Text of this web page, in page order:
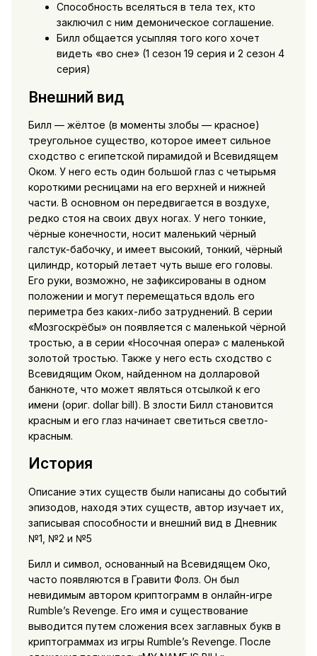
Способность вселяться в тела тех, кто
заключил с ним демоническое соглашение.
Билл общается усыпляя того кого хочет
видеть «во сне» (1 сезон 19 серия и 2 сезон 4
серия)
Внешний вид
Билл — жёлтое (в моменты злобы — красное)
треугольное существо, которое имеет сильное
сходство с египетской пирамидой и Всевидящем
Оком. У него есть один большой глаз с четырьмя
короткими ресницами на его верхней и нижней
части. В основном он передвигается в воздухе,
редко стоя на своих двух ногах. У него тонкие,
чёрные конечности, носит маленький чёрный
галстук-бабочку, и имеет высокий, тонкий, чёрный
цилиндр, который летает чуть выше его головы.
Его руки, возможно, не зафиксированы в одном
положении и могут перемещаться вдоль его
периметра без каких-либо затруднений. В серии
«Мозгоскрёбы» он появляется с маленькой чёрной
тростью, а в серии «Носочная опера» с маленькой
золотой тростью. Также у него есть сходство с
Всевидящим Оком, найденном на долларовой
банкноте, что может являться отсылкой к его
имени (ориг. dollar bill). В злости Билл становится
красным и его глаз начинает светиться светло-
красным.
История
Описание этих существ были написаны до событий
эпизодов, находя этих существ, автор изучает их,
записывая способности и внешний вид в Дневник
№1, №2 и №5
Билл и символ, основанный на Всевидящем Око,
часто появляются в Гравити Фолз. Он был
невидимым автором криптограмм в онлайн-игре
Rumble’s Revenge. Его имя и существование
выводится путем сложения всех заглавных букв в
криптограммах из игры Rumble’s Revenge. После